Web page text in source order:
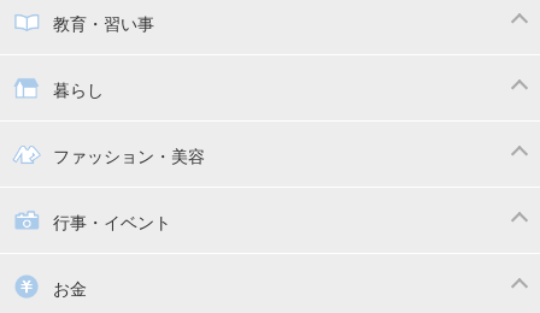
子供とおでかけ
抱っこ紐
教育・習い事
教育・習い事
幼稚園
絵本
暮らし
ママの日常
家族関係・夫婦関係
掃除
ファッション・美容
子供の服・ファッション
行事・イベント
漫画 お金